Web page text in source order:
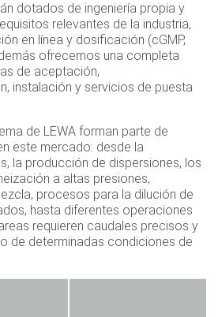
dotados de ingeniería propia y
relevantes de la industria,
en línea y dosificación (cGMP,
ofrecemos una completa
de aceptación,
instalación y servicios de puesta
de LEWA forman parte de
este mercado: desde la
la producción de dispersiones, los
a altas presiones,
procesos para la dilución de
hasta diferentes operaciones
requieren caudales precisos y
de determinadas condiciones de